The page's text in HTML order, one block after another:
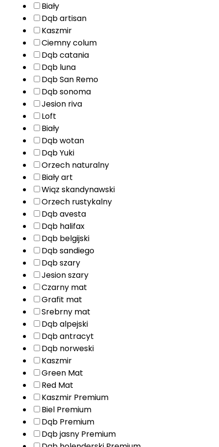
Biały
Dąb artisan
Kaszmir
Ciemny colum
Dąb catania
Dąb luna
Dąb San Remo
Dąb sonoma
Jesion riva
Loft
Biały
Dąb wotan
Dąb Yuki
Orzech naturalny
Biały art
Wiąz skandynawski
Orzech rustykalny
Dąb avesta
Dąb halifax
Dąb belgijski
Dąb sandiego
Dąb szary
Jesion szary
Czarny mat
Grafit mat
Srebrny mat
Dąb alpejski
Dąb antracyt
Dąb norweski
Kaszmir
Green Mat
Red Mat
Kaszmir Premium
Biel Premium
Dąb Premium
Dąb jasny Premium